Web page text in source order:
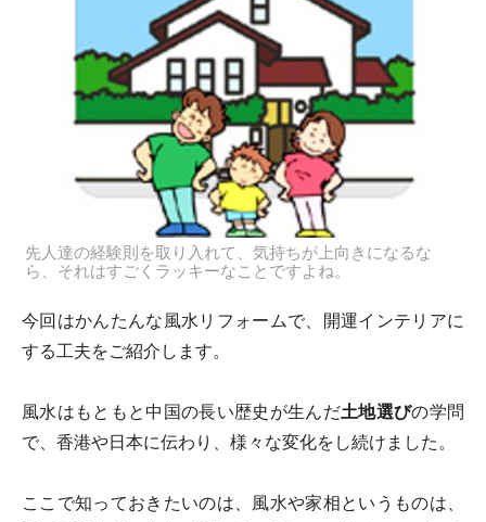
先人達の経験則を取り入れて、気持ちが上向きになるな
ら、それはすごくラッキーなことですよね。
今回はかんたんな風水リフォームで、開運インテリアに
する工夫をご紹介します。
風水はもともと中国の長い歴史が生んだ土地選びの学問
で、香港や日本に伝わり、様々な変化をし続けました。
ここで知っておきたいのは、風水や家相というものは、